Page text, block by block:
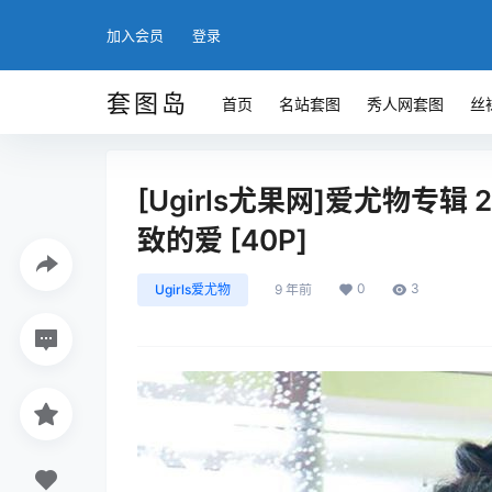
加入会员 登录
套图岛 首页 名站套图 秀人网套图 丝
[Ugirls尤果网]爱尤物专辑
致的爱 [40P]
Ugirls爱尤物 9 年前 0 3